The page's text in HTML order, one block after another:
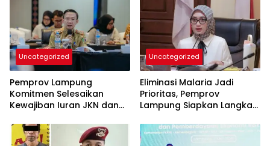
Uncategorized
Pemprov Lampung
Komitmen Selesaikan
Kewajiban Iuran JKN dan
Kepesertaan BPJS
Kesehatan
Uncategorized
Eliminasi Malaria Jadi
Prioritas, Pemprov
Lampung Siapkan Langkah